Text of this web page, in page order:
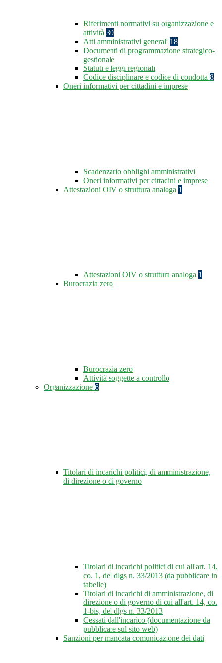
Riferimenti normativi su organizzazione e
attività 30
Atti amministrativi generali 18
Documenti di programmazione strategico-
gestionale
Statuti e leggi regionali
Codice disciplinare e codice di condotta 8
Oneri informativi per cittadini e imprese
Scadenzario obblighi amministrativi
Oneri informativi per cittadini e imprese
Attestazioni OIV o struttura analoga 1
Attestazioni OIV o struttura analoga 1
Burocrazia zero
Burocrazia zero
Attività soggette a controllo
Organizzazione 6
Titolari di incarichi politici, di amministrazione,
di direzione o di governo
Titolari di incarichi politici di cui all'art. 14,
co. 1, del dlgs n. 33/2013 (da pubblicare in
tabelle)
Titolari di incarichi di amministrazione, di
direzione o di governo di cui all'art. 14, co.
1-bis, del dlgs n. 33/2013
Cessati dall'incarico (documentazione da
pubblicare sul sito web)
Sanzioni per mancata comunicazione dei dati